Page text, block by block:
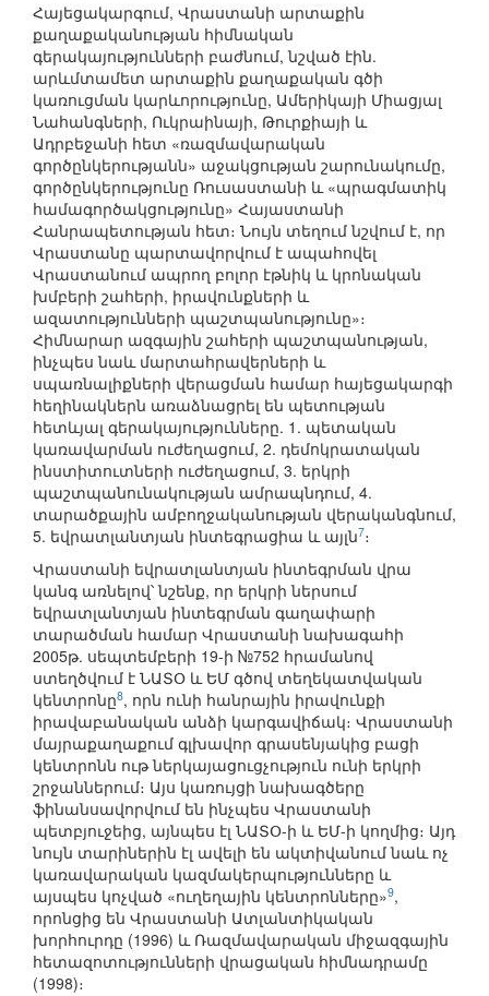
Հայեցակարգում, Վրաստանի արտաքին
քաղաքականության հիմնական
գերակայությունների բաժնում, նշված էին.
արևմտամետ արտաքին քաղաքական գծի
կառուցման կարևորությունը, Ամերիկայի Միացյալ
Նահանգների, Ուկրաինայի, Թուրքիայի և
Ադրբեջանի հետ «ռազմավարական
գործընկերությանն» աջակցության շարունակումը,
գործընկերությունը Ռուսաստանի և «պրագմատիկ
համագործակցությունը» Հայաստանի
Հանրապետության հետ։ Նույն տեղում նշվում է, որ
Վրաստանը պարտավորվում է ապահովել
Վրաստանում ապրող բոլոր էթնիկ և կրոնական
խմբերի շահերի, իրավունքների և
ազատությունների պաշտպանությունը»։
Հիմնարար ազգային շահերի պաշտպանության,
ինչպես նաև մարտահրավերների և
սպառնալիքների վերացման համար հայեցակարգի
հեղինակներն առաձնացրել են պետության
հետևյալ գերակայությունները. 1. պետական
կառավարման ուժեղացում, 2. դեմոկրատական
ինստիտուտների ուժեղացում, 3. երկրի
պաշտպանունակության ամրապնդում, 4.
տարածքային ամբողջականության վերականգնում,
5. եվրատլանտյան ինտեգրացիա և այլն7։
Վրաստանի եվրատլանտյան ինտեգրման վրա
կանգ առնելով՝ նշենք, որ երկրի ներսում
եվրատլանտյան ինտեգրման գաղափարի
տարածման համար Վրաստանի նախագահի
2005թ. սեպտեմբերի 19-ի №752 հրամանով
ստեղծվում է ՆԱՏՕ և ԵՄ գծով տեղեկատվական
կենտրոնը8, որն ունի հանրային իրավունքի
իրավաբանական անձի կարգավիճակ։ Վրաստանի
մայրաքաղաքում գլխավոր գրասենյակից բացի
կենտրոնն ութ ներկայացուցչություն ունի երկրի
շրջաններում։ Այս կառույցի նախագծերը
ֆինանսավորվում են ինչպես Վրաստանի
պետբյուջեից, այնպես էլ ՆԱՏՕ-ի և ԵՄ-ի կողմից։ Այդ
նույն տարիներին էլ ավելի են ակտիվանում նաև ոչ
կառավարական կազմակերպությունները և
այսպես կոչված «ուղեղային կենտրոնները»9,
որոնցից են Վրաստանի Ատլանտիկական
խորհուրդը (1996) և Ռազմավարական միջազգային
հետազոտությունների վրացական հիմնադրամը
(1998)։